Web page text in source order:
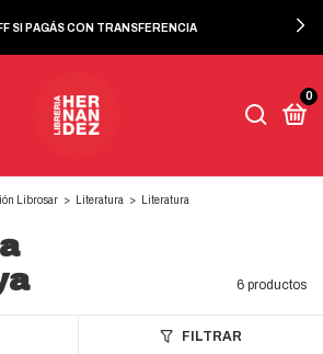
SI PAGÁS CON TRANSFERENCIA
0
Librosar > Literatura >
Literatura
6 productos
FILTRAR